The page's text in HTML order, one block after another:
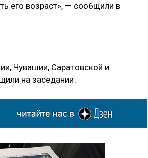
его возраст», — сообщили в
Чувашии, Саратовской и
на заседании.